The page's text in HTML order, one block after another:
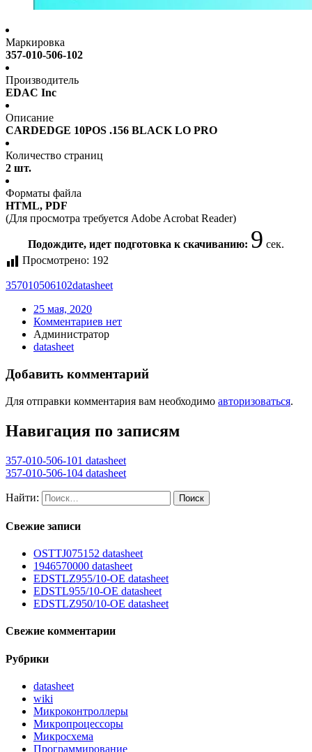
Маркировка
357-010-506-102
Производитель
EDAC Inc
Описание
CARDEDGE 10POS .156 BLACK LO PRO
Количество страниц
2 шт.
Форматы файла
HTML, PDF
(Для просмотра требуется Adobe Acrobat Reader)
Подождите, идет подготовка к скачиванию: 9 сек.
Просмотрено: 192
357010506102datasheet
25 мая, 2020
Комментариев нет
Администратор
datasheet
Добавить комментарий
Для отправки комментария вам необходимо авторизоваться.
Навигация по записям
357-010-506-101 datasheet
357-010-506-104 datasheet
Найти:
Свежие записи
OSTTJ075152 datasheet
1946570000 datasheet
EDSTLZ955/10-OE datasheet
EDSTL955/10-OE datasheet
EDSTLZ950/10-OE datasheet
Свежие комментарии
Рубрики
datasheet
wiki
Микроконтроллеры
Микропроцессоры
Микросхема
Программирование